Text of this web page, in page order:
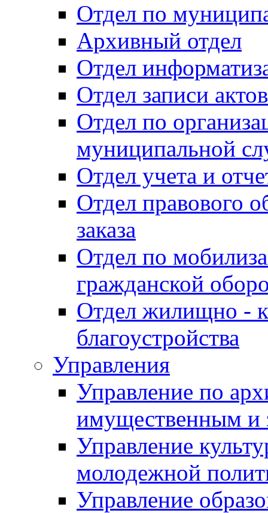
Отдел по
Архивный отдел
Отдел
Отдел записи
Отдел по
муниципальной
Отдел учета и
Отдел правового
заказа
Отдел по
гражданской
Отдел жилищно -
благоустройства
Управления
Управление по
имущественным и
Управление
молодежной
Управление